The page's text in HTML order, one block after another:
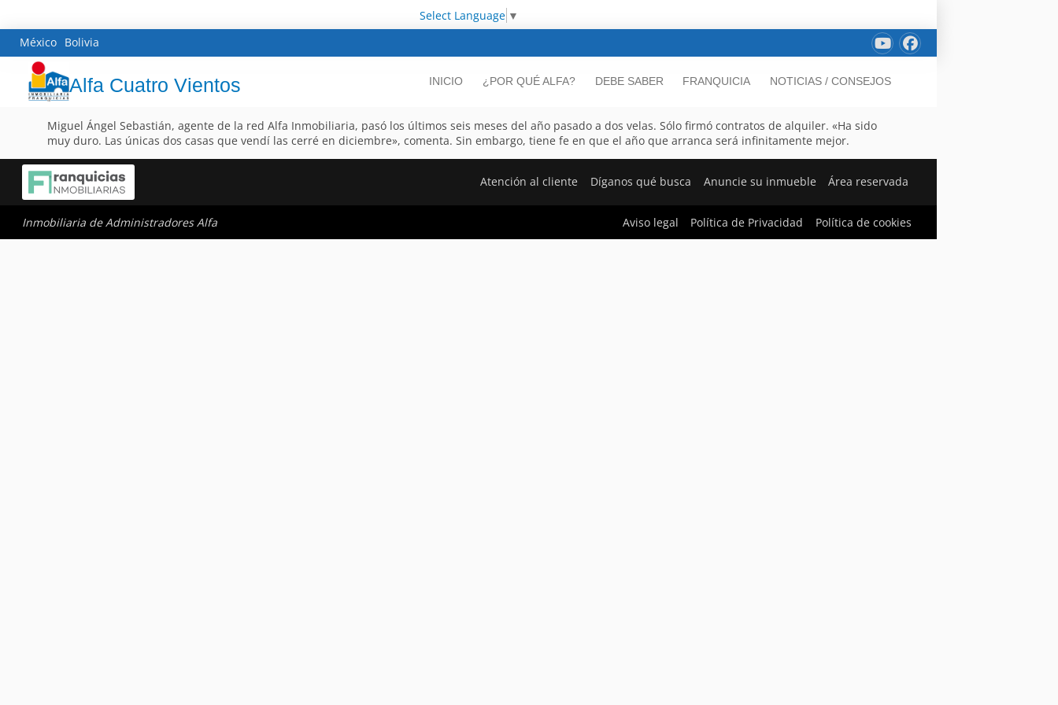
Select Language ▼
México Bolivia
Alfa Cuatro Vientos INICIO ¿POR QUÉ ALFA? DEBE SABER FRANQUICIA NOTICIAS / CONSEJOS
Miguel Ángel Sebastián, agente de la red Alfa Inmobiliaria, pasó los últimos seis meses del año pasado a dos velas. Sólo firmó contratos de alquiler. «Ha sido
muy duro. Las únicas dos casas que vendí las cerré en diciembre», comenta. Sin embargo, tiene fe en que el año que arranca será infinitamente mejor.
Atención al cliente Díganos qué busca Anuncie su inmueble Área reservada
Inmobiliaria de Administradores Alfa Aviso legal Política de Privacidad Política de cookies